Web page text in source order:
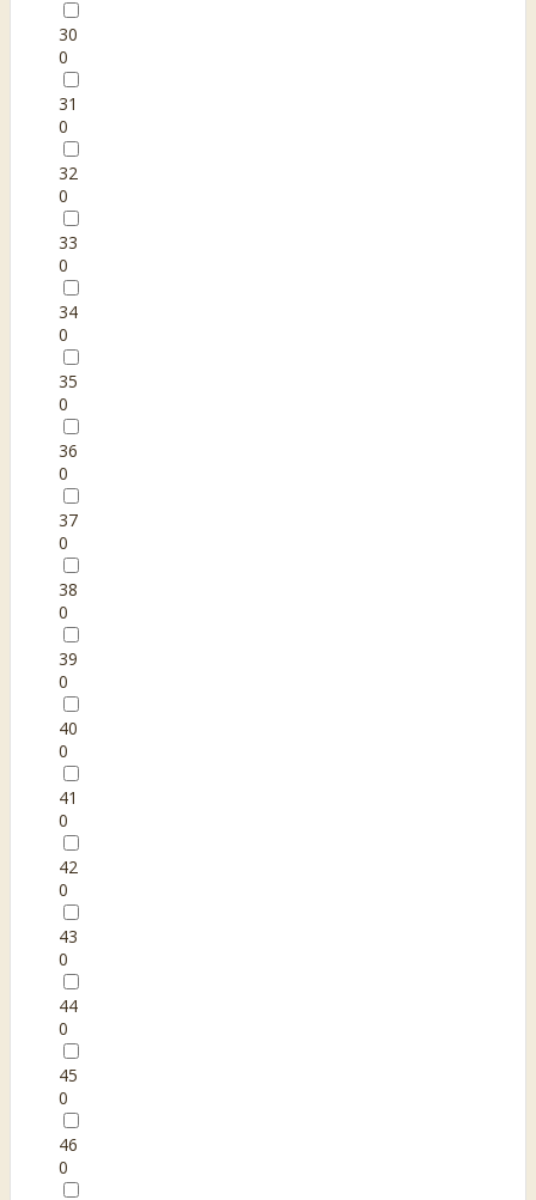
30
0
31
0
32
0
33
0
34
0
35
0
36
0
37
0
38
0
39
0
40
0
41
0
42
0
43
0
44
0
45
0
46
0